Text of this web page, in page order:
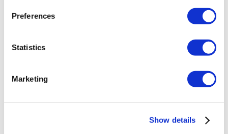
Preferences
Statistics
Marketing
Show details
Dentavivo
Dr. Vivo Hair Clinic
Dr. Christian Morales Clinic